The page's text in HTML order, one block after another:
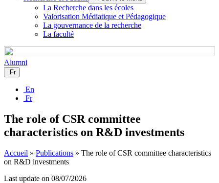
La Recherche dans les écoles
Valorisation Médiatique et Pédagogique
La gouvernance de la recherche
La faculté
Alumni
Fr
En
Fr
The role of CSR committee
characteristics on R&D investments
Accueil » Publications » The role of CSR committee characteristics
on R&D investments
Last update on 08/07/2026